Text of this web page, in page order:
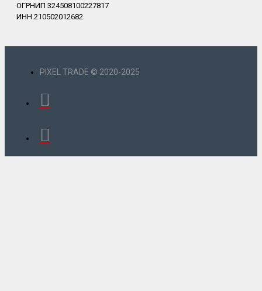
ОГРНИП 324508100227817
ИНН 210502012682
PIXEL TRADE © 2020-2025